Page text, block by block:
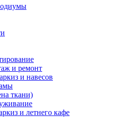
и ремонт
и навесов
ткани)
и летнего кафе